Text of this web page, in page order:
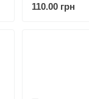
110.00 грн